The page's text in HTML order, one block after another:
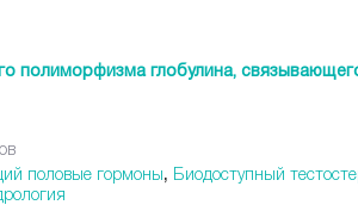
полиморфизма глобулина,
половые гормоны, Биодоступный